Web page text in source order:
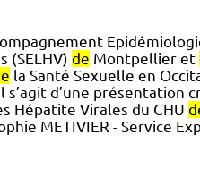
(SELHV) de Montpellier et
la Santé Sexuelle en
s’agit d’une présentation
Hépatite Virales du CHU
METIVIER - Service